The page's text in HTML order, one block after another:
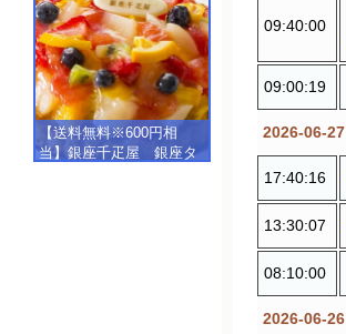
【送料無料※600円相
当】銀座千疋屋 銀座タ
09:40:00
09:00:19
2026-06-27
17:40:16
13:30:07
08:10:00
2026-06-26